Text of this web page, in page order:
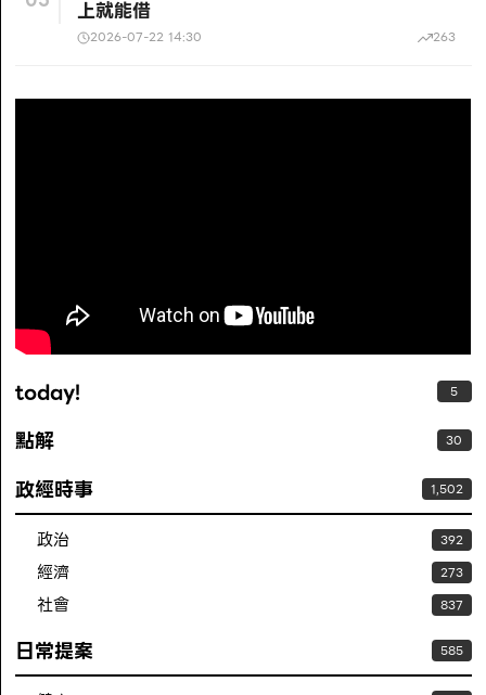
上就能借
2026-07-22 14:30 263
today! 5
點解 30
政經時事 1,502
政治 392
經濟 273
社會 837
日常提案 585